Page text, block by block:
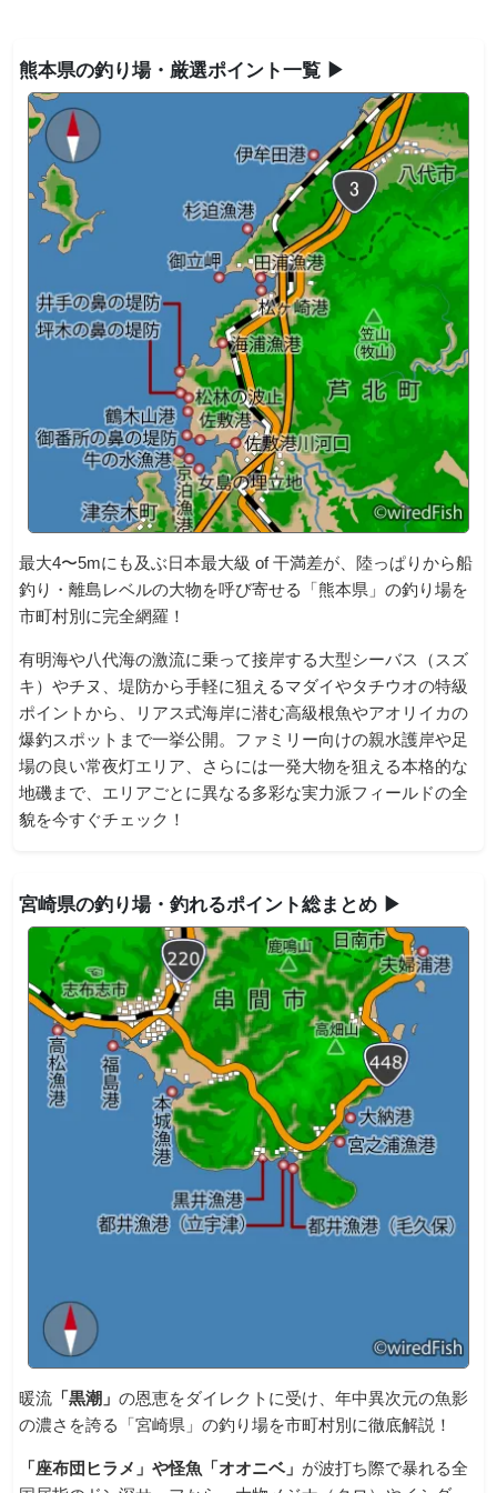
熊本県の釣り場・厳選ポイント一覧 ▶
最大4〜5mにも及ぶ日本最大級 of 干満差が、陸っぱりから船
釣り・離島レベルの大物を呼び寄せる「熊本県」の釣り場を
市町村別に完全網羅！
有明海や八代海の激流に乗って接岸する大型シーバス（スズ
キ）やチヌ、堤防から手軽に狙えるマダイやタチウオの特級
ポイントから、リアス式海岸に潜む高級根魚やアオリイカの
爆釣スポットまで一挙公開。ファミリー向けの親水護岸や足
場の良い常夜灯エリア、さらには一発大物を狙える本格的な
地磯まで、エリアごとに異なる多彩な実力派フィールドの全
貌を今すぐチェック！
宮崎県の釣り場・釣れるポイント総まとめ ▶
暖流 「黒潮」 の恩恵をダイレクトに受け、年中異次元の魚影
の濃さを誇る「宮崎県」の釣り場を市町村別に徹底解説！
「座布団ヒラメ」や怪魚「オオニベ」 が波打ち際で暴れる全